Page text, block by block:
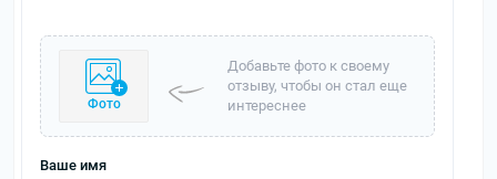
Фото
Добавьте фото к своему
отзыву, чтобы он стал еще
интереснее
Ваше имя